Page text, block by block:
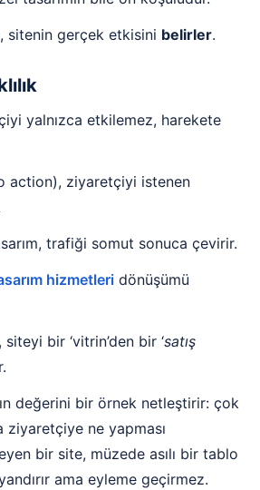
sitenin gerçek etkisini belirler.
yalnızca etkilemez, harekete
action), ziyaretçiyi istenen
trafiği somut sonuca çevirir.
hizmetleri dönüşümü
siteyi bir ‘vitrin’den bir ‘satış
değerini bir örnek netleştirir: çok
ziyaretçiye ne yapması
bir site, müzede asılı bir tablo
ama eyleme geçirmez.